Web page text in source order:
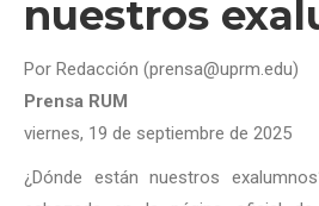
nuestros
Por Redacción (prensa@uprm.edu)
Prensa RUM
viernes, 19 de septiembre de 2025
¿Dónde están nuestros